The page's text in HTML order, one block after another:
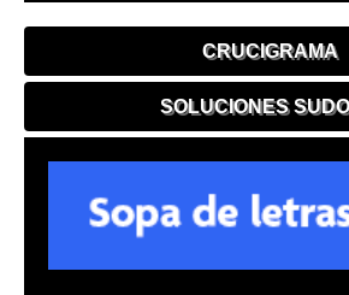
CRUCIGRAMA
SOLUCIONES